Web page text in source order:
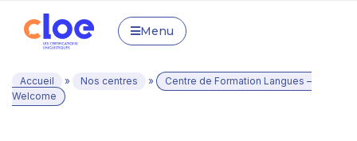
Menu
Accueil » Nos centres »
Centre de Formation Langues –
Welcome